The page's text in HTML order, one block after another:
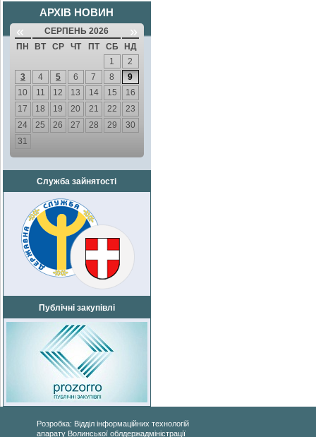
АРХІВ НОВИН
« СЕРПЕНЬ 2026 »
ПН ВТ СР ЧТ ПТ СБ
НД
1
2
3
4 5 6 7 8
9
10
11 12 13 14 15
16
17
18 19 20 21 22
23
24
25 26 27 28 29
30
31
Служба зайнятості
Публічні закупівлі
Розробка: Відділ інформаційних технологій
апарату Волинської облдержадміністрації